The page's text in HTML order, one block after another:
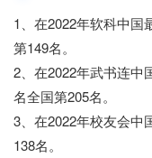
1、在2022年软科中国
第149名。
2、在2022年武书连中
名全国第205名。
3、在2022年校友会中
138名。